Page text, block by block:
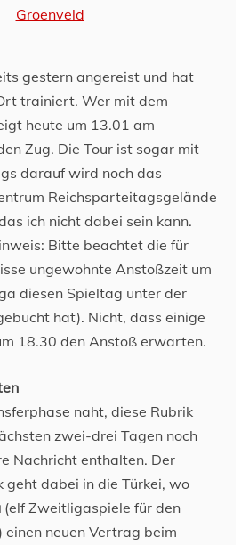
Groenveld
gestern angereist und hat
trainiert. Wer mit dem
heute um 13.01 am
Zug. Die Tour ist sogar mit
darauf wird noch das
Reichsparteitagsgelände
ich nicht dabei sein kann.
Bitte beachtet die für
ungewohnte Anstoßzeit um
diesen Spieltag unter der
hat). Nicht, dass einige
18.30 den Anstoß erwarten.
naht, diese Rubrik
zwei-drei Tagen noch
Nachricht enthalten. Der
geht dabei in die Türkei, wo
(elf Zweitligaspiele für den
einen neuen Vertrag beim